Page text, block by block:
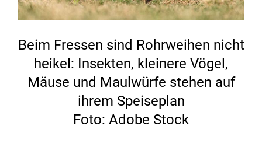
Beim Fressen sind Rohrweihen nicht
heikel: Insekten, kleinere Vögel,
Mäuse und Maulwürfe stehen auf
ihrem Speiseplan
Foto: Adobe Stock